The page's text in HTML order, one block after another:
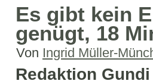
Es gibt kein
genügt, 18
Von Ingrid Müller-
Redaktion